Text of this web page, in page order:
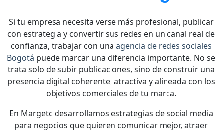
Si tu empresa necesita verse más profesional, publicar
con estrategia y convertir sus redes en un canal real de
confianza, trabajar con una agencia de redes sociales
Bogotá puede marcar una diferencia importante. No se
trata solo de subir publicaciones, sino de construir una
presencia digital coherente, atractiva y alineada con los
objetivos comerciales de tu marca.
En Margetc desarrollamos estrategias de social media
para negocios que quieren comunicar mejor, atraer